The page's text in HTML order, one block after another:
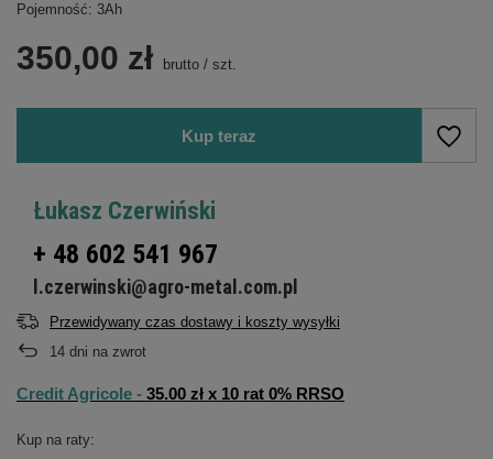
Pojemność: 3Ah
350,00 zł brutto / szt.
Kup teraz
Łukasz Czerwiński
+ 48 602 541 967
l.czerwinski@agro-metal.com.pl
Przewidywany czas dostawy i koszty wysyłki
14 dni na zwrot
Credit Agricole - 35.00 zł x 10 rat 0% RRSO
Kup na raty: